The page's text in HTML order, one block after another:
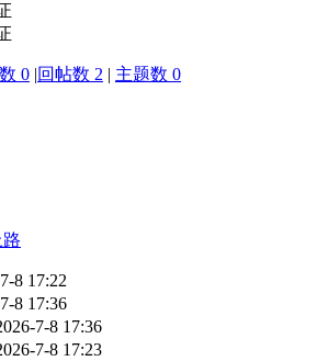
0 |回帖数 2 | 主题数 0
8 17:22
8 17:36
7-8 17:36
7-8 17:23